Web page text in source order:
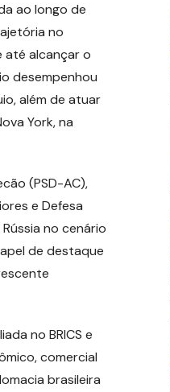
ao longo de
no
até alcançar o
desempenhou
além de atuar
York, na
(PSD-AC),
e Defesa
no cenário
de destaque
no BRICS e
comercial
brasileira